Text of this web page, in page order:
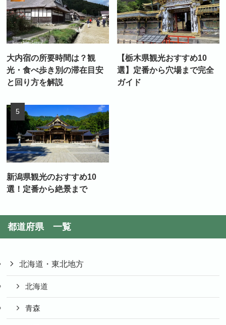
大内宿の所要時間は？観
光・食べ歩き別の滞在目安
と回り方を解説
【栃木県観光おすすめ10
選】定番から穴場まで完全
ガイド
新潟県観光のおすすめ10
選！定番から絶景まで
都道府県 一覧
北海道・東北地方
北海道
青森